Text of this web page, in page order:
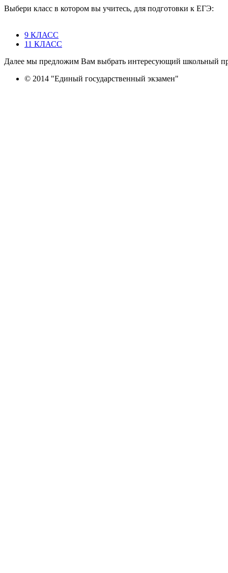
Выбери класс в котором вы учитесь, для подготовки к ЕГЭ:
9 КЛАСС
11 КЛАСС
Далее мы предложим Вам выбрать интересующий школьный
© 2014 "Единый государственный экзамен"